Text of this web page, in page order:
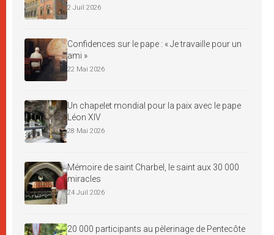
2 Juil 2026
Confidences sur le pape : « Je travaille pour un
ami »
22 Mai 2026
Un chapelet mondial pour la paix avec le pape
Léon XIV
28 Mai 2026
Mémoire de saint Charbel, le saint aux 30 000
miracles
24 Juil 2026
20 000 participants au pèlerinage de Pentecôte